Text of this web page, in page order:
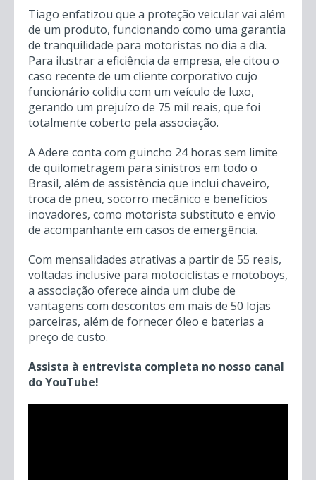
Tiago enfatizou que a proteção veicular vai além
de um produto, funcionando como uma garantia
de tranquilidade para motoristas no dia a dia.
Para ilustrar a eficiência da empresa, ele citou o
caso recente de um cliente corporativo cujo
funcionário colidiu com um veículo de luxo,
gerando um prejuízo de 75 mil reais, que foi
totalmente coberto pela associação.
A Adere conta com guincho 24 horas sem limite
de quilometragem para sinistros em todo o
Brasil, além de assistência que inclui chaveiro,
troca de pneu, socorro mecânico e benefícios
inovadores, como motorista substituto e envio
de acompanhante em casos de emergência.
Com mensalidades atrativas a partir de 55 reais,
voltadas inclusive para motociclistas e motoboys,
a associação oferece ainda um clube de
vantagens com descontos em mais de 50 lojas
parceiras, além de fornecer óleo e baterias a
preço de custo.
Assista à entrevista completa no nosso canal
do YouTube!